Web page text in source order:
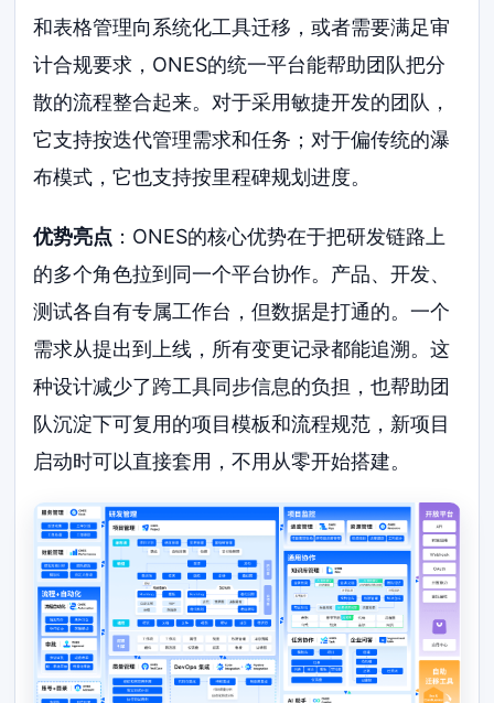
和表格管理向系统化工具迁移，或者需要满足审
计合规要求，ONES的统一平台能帮助团队把分
散的流程整合起来。对于采用敏捷开发的团队，
它支持按迭代管理需求和任务；对于偏传统的瀑
布模式，它也支持按里程碑规划进度。
优势亮点 ：ONES的核心优势在于把研发链路上
的多个角色拉到同一个平台协作。产品、开发、
测试各自有专属工作台，但数据是打通的。一个
需求从提出到上线，所有变更记录都能追溯。这
种设计减少了跨工具同步信息的负担，也帮助团
队沉淀下可复用的项目模板和流程规范，新项目
启动时可以直接套用，不用从零开始搭建。